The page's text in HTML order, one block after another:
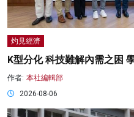
灼見經濟
K型分化 科技難解內需之困
作者: 本社編輯部
2026-08-06